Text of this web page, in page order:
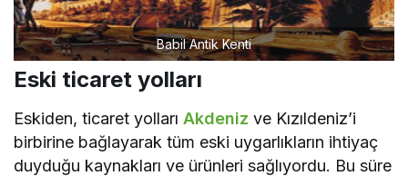
Babil Antik Kenti
Eski ticaret yolları
Eskiden, ticaret yollarıAkdeniz ve Kızıldeniz’i
birbirine bağlayarak tüm eski uygarlıkların ihtiyaç
duyduğu kaynakları ve ürünleri sağlıyordu. Bu süre